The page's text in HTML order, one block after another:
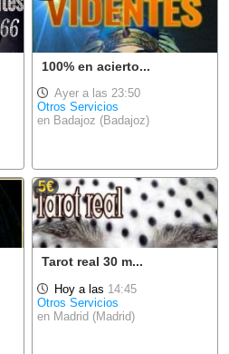
100% en acierto...
Ayer a las 23:50
Otros Servicios
en Badajoz (Badajoz)
5€
Tarot real 30 m...
Hoy a las 14:45
Otros Servicios
en Madrid (Madrid)